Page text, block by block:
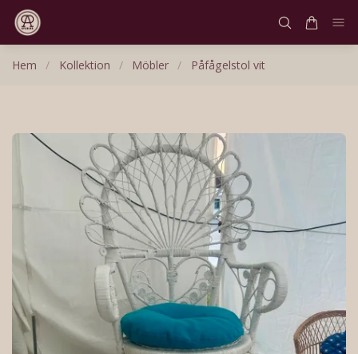
Hem / Kollektion / Möbler / Påfågelstol vit